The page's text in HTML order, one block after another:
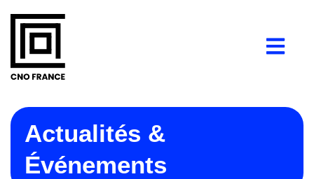
Actualités &
Événements